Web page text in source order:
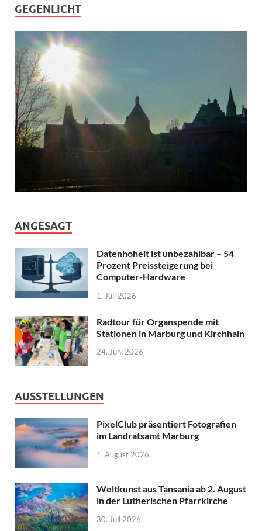
GEGENLICHT
ANGESAGT
Datenhoheit ist unbezahlbar – 54
Prozent Preissteigerung bei
Computer-Hardware
1. Juli 2026
Radtour für Organspende mit
Stationen in Marburg und Kirchhain
24. Juni 2026
AUSSTELLUNGEN
PixelClub präsentiert Fotografien
im Landratsamt Marburg
1. August 2026
Weltkunst aus Tansania ab 2. August
in der Lutherischen Pfarrkirche
30. Juli 2026